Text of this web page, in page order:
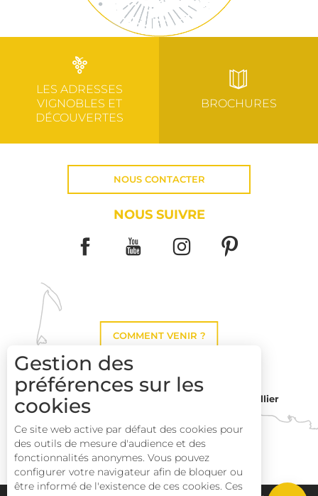
Tarifs
LES ADRESSES
VIGNOBLES ET
DÉCOUVERTES
BROCHURES
NOUS CONTACTER
NOUS SUIVRE
COMMENT VENIR ?
Montpellier
Perpignan
Gestion des
préférences sur les
cookies
Ce site web active par défaut des cookies pour
des outils de mesure d'audience et des
fonctionnalités anonymes. Vous pouvez
configurer votre navigateur afin de bloquer ou
être informé de l'existence de ces cookies. Ces